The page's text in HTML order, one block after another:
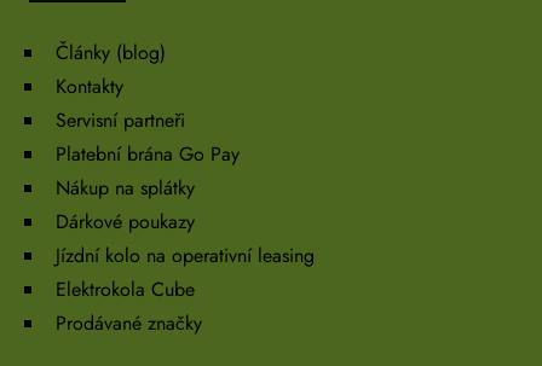
Články (blog)
Kontakty
Servisní partneři
Platební brána Go Pay
Nákup na splátky
Dárkové poukazy
Jízdní kolo na operativní leasing
Elektrokola Cube
Prodávané značky